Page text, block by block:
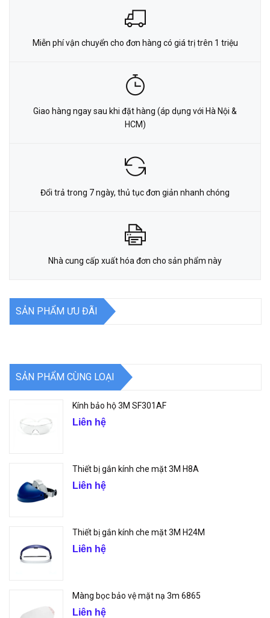
Miễn phí vận chuyển cho đơn hàng có giá trị trên 1 triệu
Giao hàng ngay sau khi đặt hàng (áp dụng với Hà Nội &
HCM)
Đổi trả trong 7 ngày, thủ tục đơn giản nhanh chóng
Nhà cung cấp xuất hóa đơn cho sản phẩm này
SẢN PHẨM ƯU ĐÃI
SẢN PHẨM CÙNG LOẠI
Kính bảo hộ 3M SF301AF
Liên hệ
Thiết bị gắn kính che mặt 3M H8A
Liên hệ
Thiết bị gắn kính che mặt 3M H24M
Liên hệ
Màng bọc bảo vệ mặt nạ 3m 6865
Liên hệ